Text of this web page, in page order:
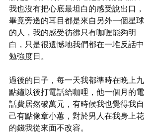
我也沒有把心底最坦白的感受說出口，
畢竟旁邊的耳目都是來自另外一個星球
的人，我的感受彷彿只有咖喱能夠明
白，只是很遺憾地我們都在一堆反話中
勉強度日。
過後的日子，每一天我都準時在晚上九
點鐘以後打電話給咖哩，他一個月的電
話費居然破萬元，有時候我也覺得我自
己有點像章小蕙，對於男人在我身上花
的錢我從來面不改容。